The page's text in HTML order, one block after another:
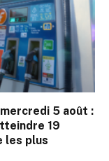
5 août :
19
les plus